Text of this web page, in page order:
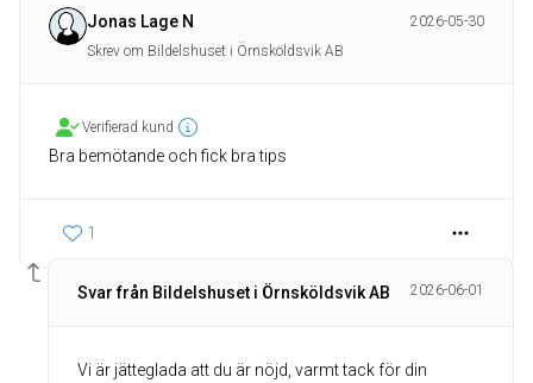
Jonas Lage N
2026-05-30
Skrev om Bildelshuset i Örnsköldsvik AB
Verifierad kund
Bra bemötande och fick bra tips
1
Svar från Bildelshuset i Örnsköldsvik AB 2026-06-01
Vi är jätteglada att du är nöjd, varmt tack för din